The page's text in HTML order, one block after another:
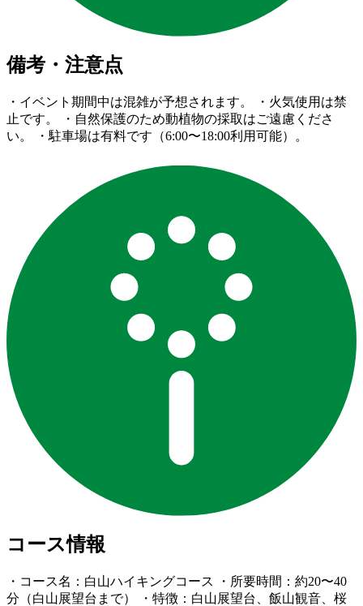
備考・注意点
・イベント期間中は混雑が予想されます。 ・火気使用は禁
止です。 ・自然保護のため動植物の採取はご遠慮くださ
い。 ・駐車場は有料です（6:00〜18:00利用可能）。
コース情報
・コース名：白山ハイキングコース ・所要時間：約20〜40
分（白山展望台まで） ・特徴：白山展望台、飯山観音、桜